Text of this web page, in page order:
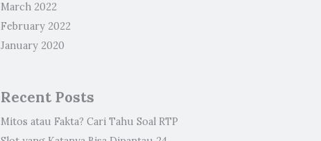
March 2022
February 2022
January 2020
Recent Posts
Mitos atau Fakta? Cari Tahu Soal RTP